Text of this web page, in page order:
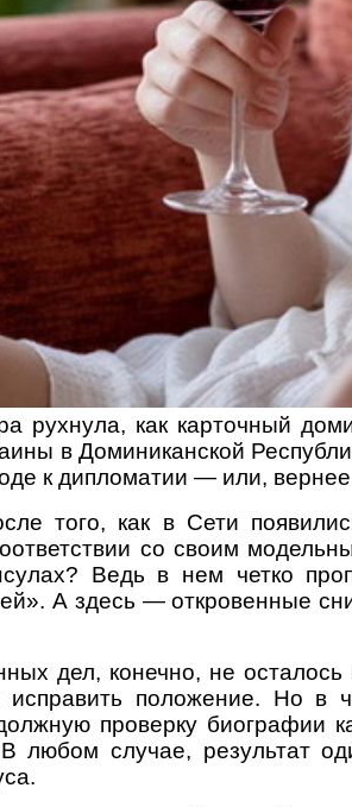
рухнула, как карточный
в Доминиканской
к дипломатии — или,
того, как в Сети
со своим
Ведь в нем четко
А здесь — откровенные
дел, конечно, не
положение. Но в
проверку биографии
любом случае, результат